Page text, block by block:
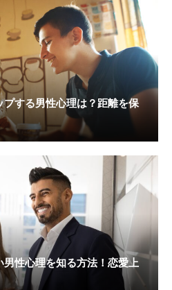
する男性心理は？距離を保
性心理を知る方法！恋愛上